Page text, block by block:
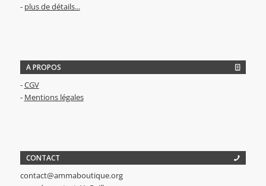
- plus de détails...
A PROPOS
-CGV
- Mentions légales
CONTACT
contact@ammaboutique.org